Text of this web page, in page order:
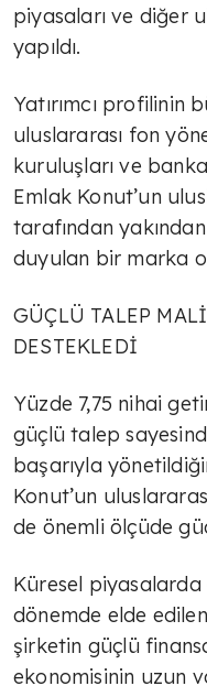
piyasaları ve diğer
yapıldı.
Yatırımcı profilinin
uluslararası fon
kuruluşları ve
Emlak Konut’un
tarafından
duyulan bir marka
GÜÇLÜ TALEP
DESTEKLEDİ
Yüzde 7,75 nihai
güçlü talep
başarıyla
Konut’un
de önemli ölçüde
Küresel
dönemde elde
şirketin güçlü
ekonomisinin uzun